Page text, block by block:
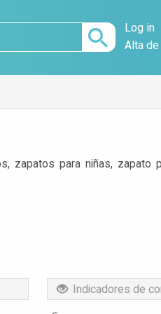
Log in
Alta
zapatos para niñas, zapato
Indicadores de